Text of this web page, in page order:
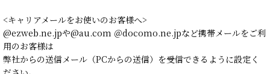
<キャリアメールをお使いのお客様へ>
@ezweb.ne.jpや@au.com ＠docomo.ne.jpなど携帯メールをご利
用のお客様は
弊社からの送信メール（PCからの送信）を受信できるように設定く